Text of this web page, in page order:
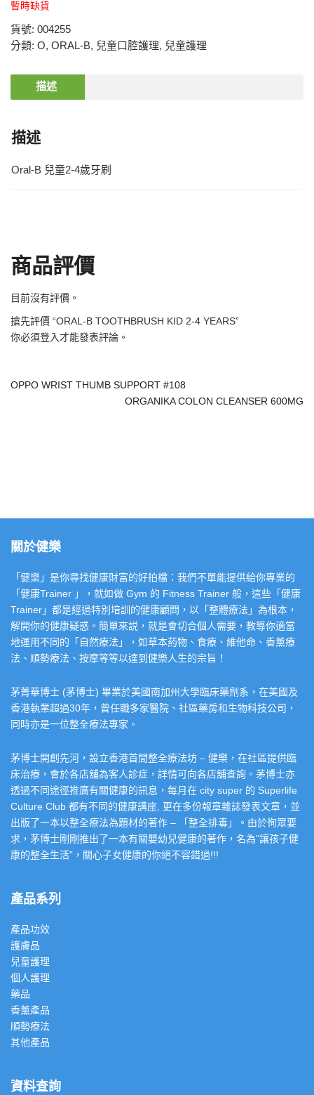
暫時缺貨
貨號: 004255
分類: O, ORAL-B, 兒童口腔護理, 兒童護理
描述
描述
Oral-B 兒童2-4歲牙刷
商品評價
目前沒有評價。
搶先評價 “ORAL-B TOOTHBRUSH KID 2-4 YEARS”
你必須登入才能發表評論。
OPPO WRIST THUMB SUPPORT #108
ORGANIKA COLON CLEANSER 600MG
關於健樂
「健樂」是你尋找健康財富的好拍檔：我們不單能提供給你專業的
「健康Trainer 」，就如做 Gym 的 Fitness Trainer 般，這些「健康
Trainer」都是經過特別培訓的健康顧問，以「整體療法」為根本，
解開你的健康疑惑。簡單來説，就是會切合個人需要，教導你適當
地運用不同的「自然療法」，如草本葯物、食療、維他命、香薰療
法、順勢療法、按摩等等以達到健樂人生的宗旨！
茅菁華博士 (茅博士) 畢業於美國南加州大學臨床藥劑系，在美國及
香港執業超過30年，曾任職多家醫院、社區藥房和生物科技公司，
同時亦是一位整全療法專家。
茅博士開創先河，設立香港首間整全療法坊 – 健樂，在社區提供臨
床治療，會於各店舖為客人診症，詳情可向各店舖查詢。茅博士亦
透過不同途徑推廣有關健康的訊息，每月在 city super 的 Superlife
Culture Club 都有不同的健康講座, 更在多份報章雜誌發表文章，並
出版了一本以整全療法為題材的著作 – 「整全排毒」。由於徇眾要
求，茅博士剛剛推出了一本有關嬰幼兒健康的著作，名為”讓孩子健
康的整全生活”，關心子女健康的你絕不容錯過!!!
產品系列
產品功效
護膚品
兒童護理
個人護理
藥品
香薰產品
順勢療法
其他產品
資料查詢